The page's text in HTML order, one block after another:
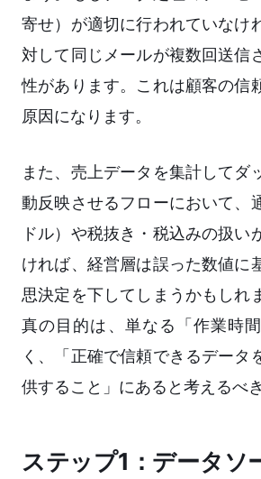
寄せ）が適切に行われていなけ
対して同じメールが複数回送信
性があります。これは顧客の信
原因になります。
また、売上データを集計してダ
動反映させるフローにおいて、
ドル）や税抜き・税込みの扱い
ければ、経営層は誤った数値に
思決定を下してしまうかもしれ
真の目的は、単なる「作業時
く、「正確で信頼できるデータ
供すること」にあると考えるべき
ステップ1：データソ